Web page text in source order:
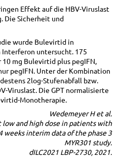
Effekt auf die HBV-Viruslast
Die Sicherheit und
wurde Bulevirtid in
untersucht. 175
mg Bulevirtid plus pegIFN,
pegIFN. Unter der Kombination
2log-Stufenabfall bzw.
Viruslast. Die GPT normalisierte
Monotherapie.
Wedemeyer H et al.
and high dose in patients with
weeks interim data of the phase 3
MYR301 study.
dILC2021 LBP-2730, 2021.